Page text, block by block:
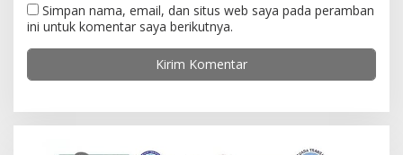
Simpan nama, email, dan situs web saya pada peramban
ini untuk komentar saya berikutnya.